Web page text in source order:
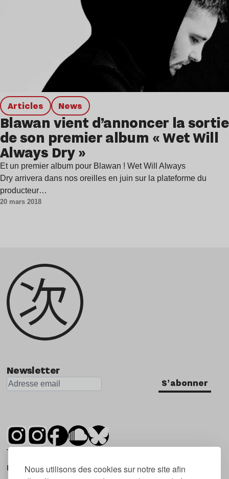
Nous utilisons des cookies sur notre site afin
Articles news
Blawan vient d’annoncer la sortie
de son premier album « Wet Will
Always Dry »
Et un premier album pour Blawan ! Wet Will Always
Dry arrivera dans nos oreilles en juin sur la plateforme du
producteur…
20 mars 2018
Newsletter
S'abonner
Tsugi est un mensuel indépendant sur la
musique et les nouvelles tendances, dont la